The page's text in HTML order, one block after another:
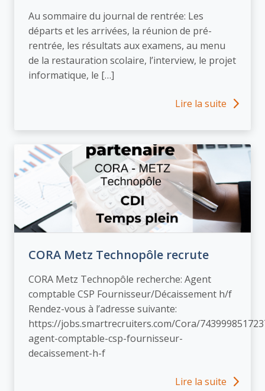
Au sommaire du journal de rentrée: Les
départs et les arrivées, la réunion de pré-
rentrée, les résultats aux examens, au menu
de la restauration scolaire, l’interview, le projet
informatique, le […]
Lire la suite
CORA Metz Technopôle recrute
CORA Metz Technopôle recherche: Agent
comptable CSP Fournisseur/Décaissement h/f
Rendez-vous à l’adresse suivante:
https://jobs.smartrecruiters.com/Cora/
agent-comptable-csp-fournisseur-
decaissement-h-f
Lire la suite